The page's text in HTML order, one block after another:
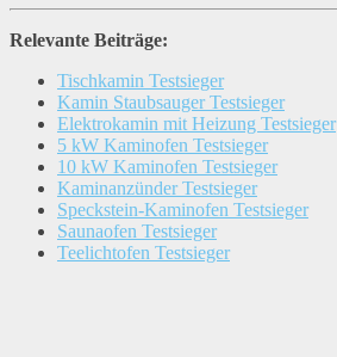
Relevante Beiträge:
Tischkamin Testsieger
Kamin Staubsauger Testsieger
Elektrokamin mit Heizung Testsieger
5 kW Kaminofen Testsieger
10 kW Kaminofen Testsieger
Kaminanzünder Testsieger
Speckstein-Kaminofen Testsieger
Saunaofen Testsieger
Teelichtofen Testsieger